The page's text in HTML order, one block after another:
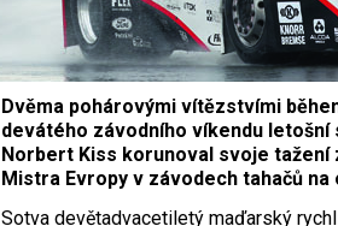
Dvěma pohárovými vítězstvími
devátého závodního víkendu letošní
Norbert Kiss korunoval svoje tažení
Mistra Evropy v závodech tahačů na
Sotva devětadvacetiletý maďarský